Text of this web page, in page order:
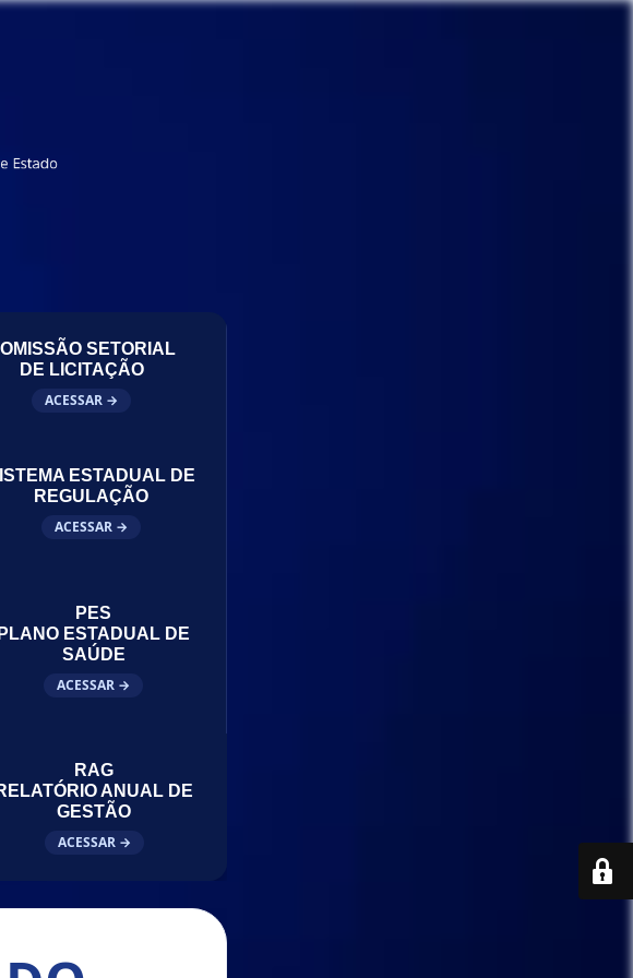
SETORIAL
DE LICITAÇÃO
ACESSAR →
ESTADUAL DE
REGULAÇÃO
ACESSAR →
PES
PLANO ESTADUAL DE
SAÚDE
ACESSAR →
RAG
ANUAL DE
GESTÃO
ACESSAR →